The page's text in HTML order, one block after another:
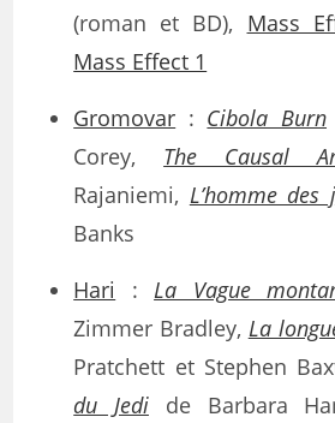
(roman et BD), Mass
Mass Effect 1
Gromovar : Cibola Burn
Corey, The Causal
Rajaniemi, L’homme des
Banks
Hari :La Vague
Zimmer Bradley, La
Pratchett et Stephen
du Jedide Barbara